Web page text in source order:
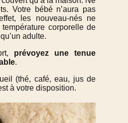
Votre bébé n’aura pas
les nouveau-nés ne
corporelle de
adulte.
prévoyez une tenue
.
(thé, café, eau, jus de
à votre disposition.